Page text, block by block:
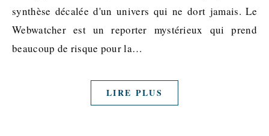
synthèse décalée d'un univers qui ne dort jamais. Le
Webwatcher est un reporter mystérieux qui prend
beaucoup de risque pour la…
LIRE PLUS